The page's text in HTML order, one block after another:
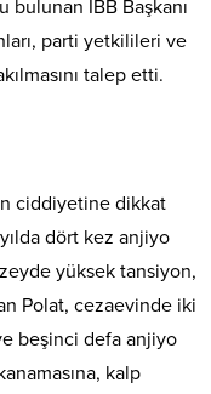
bulunan İBB Başkanı
parti yetkilileri ve
talep etti.
ciddiyetine dikkat
dört kez anjiyo
yüksek tansiyon,
Polat, cezaevinde iki
beşinci defa anjiyo
kalp